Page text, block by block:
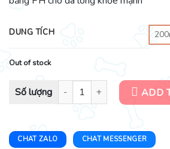
DUNG TÍCH
Out of stock
Sữa tắm trị ngứa, nấm và viêm da dị ứng
ADD
CHAT ZALO CHAT MESSENGER